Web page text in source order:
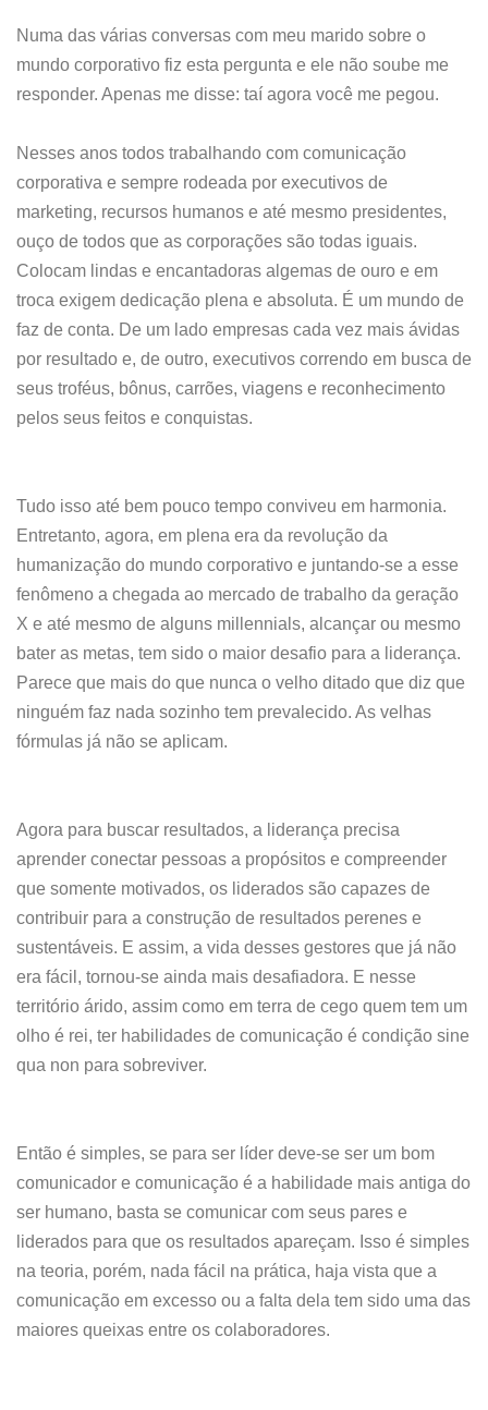
Numa das várias conversas com meu marido sobre o
mundo corporativo fiz esta pergunta e ele não soube me
responder. Apenas me disse: taí agora você me pegou.
Nesses anos todos trabalhando com comunicação
corporativa e sempre rodeada por executivos de
marketing, recursos humanos e até mesmo presidentes,
ouço de todos que as corporações são todas iguais.
Colocam lindas e encantadoras algemas de ouro e em
troca exigem dedicação plena e absoluta. É um mundo de
faz de conta. De um lado empresas cada vez mais ávidas
por resultado e, de outro, executivos correndo em busca de
seus troféus, bônus, carrões, viagens e reconhecimento
pelos seus feitos e conquistas.
Tudo isso até bem pouco tempo conviveu em harmonia.
Entretanto, agora, em plena era da revolução da
humanização do mundo corporativo e juntando-se a esse
fenômeno a chegada ao mercado de trabalho da geração
X e até mesmo de alguns millennials, alcançar ou mesmo
bater as metas, tem sido o maior desafio para a liderança.
Parece que mais do que nunca o velho ditado que diz que
ninguém faz nada sozinho tem prevalecido. As velhas
fórmulas já não se aplicam.
Agora para buscar resultados, a liderança precisa
aprender conectar pessoas a propósitos e compreender
que somente motivados, os liderados são capazes de
contribuir para a construção de resultados perenes e
sustentáveis. E assim, a vida desses gestores que já não
era fácil, tornou-se ainda mais desafiadora. E nesse
território árido, assim como em terra de cego quem tem um
olho é rei, ter habilidades de comunicação é condição sine
qua non para sobreviver.
Então é simples, se para ser líder deve-se ser um bom
comunicador e comunicação é a habilidade mais antiga do
ser humano, basta se comunicar com seus pares e
liderados para que os resultados apareçam. Isso é simples
na teoria, porém, nada fácil na prática, haja vista que a
comunicação em excesso ou a falta dela tem sido uma das
maiores queixas entre os colaboradores.